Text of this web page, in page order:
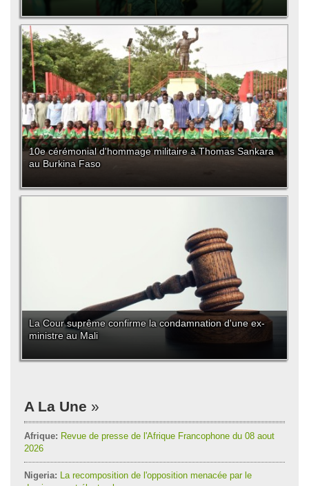
10e cérémonial d'hommage militaire à Thomas Sankara
au Burkina Faso
La Cour suprême confirme la condamnation d'une ex-
ministre au Mali
A La Une
Afrique: Revue de presse de l'Afrique Francophone du 08 aout
2026
Nigeria: La recomposition de l'opposition menacée par le